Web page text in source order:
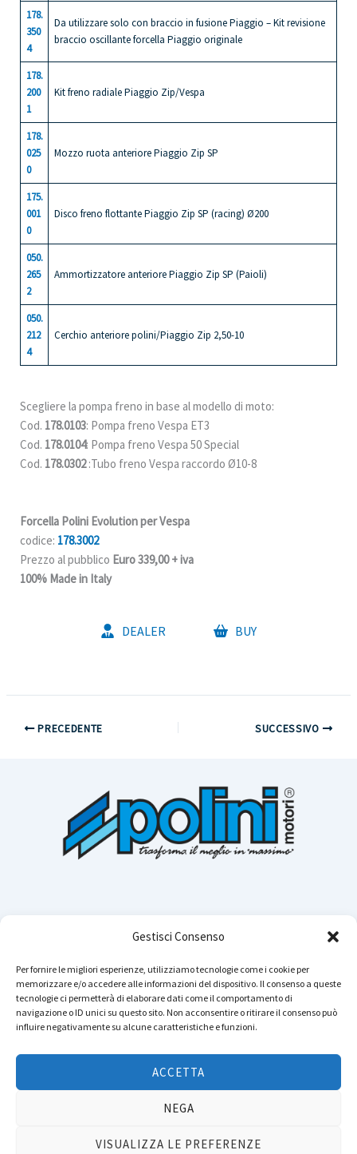
Gestisci Consenso
Per fornire le migliori esperienze, utilizziamo tecnologie come i cookie per
memorizzare e/o accedere alle informazioni del dispositivo. Il consenso a queste
tecnologie ci permetterà di elaborare dati come il comportamento di
navigazione o ID unici su questo sito. Non acconsentire o ritirare il consenso può
influire negativamente su alcune caratteristiche e funzioni.
ACCETTA
NEGA
VISUALIZZA LE PREFERENZE
178.
350
4
Da utilizzare solo con braccio in fusione Piaggio – Kit revisione
braccio oscillante forcella Piaggio originale
178.
200
1
Kit freno radiale Piaggio Zip/Vespa
178.
025
0
Mozzo ruota anteriore Piaggio Zip SP
175.
001
0
Disco freno flottante Piaggio Zip SP (racing) Ø200
050.
265
2
Ammortizzatore anteriore Piaggio Zip SP (Paioli)
050.
212
4
Cerchio anteriore polini/Piaggio Zip 2,50-10
Scegliere la pompa freno in base al modello di moto:
Cod. 178.0103: Pompa freno Vespa ET3
Cod. 178.0104: Pompa freno Vespa 50 Special
Cod. 178.0302:Tubo freno Vespa raccordo Ø10-8
Forcella Polini Evolution per Vespa
codice: 178.3002
Prezzo al pubblico Euro 339,00 + iva
100% Made in Italy
DEALER BUY
PRECEDENTE SUCCESSIVO
Instagram
YouTube
TikTok
Facebook
LinkedIn
WhatsApp
Telegram
Copyright © 2026 POLINI MOTORI - Tutti i diritti sono riservati.
P.IVA: IT01804650164 - Reg. Imp: 01804650164 - Bergamo - Cap. Soc. Euro 3.500.000